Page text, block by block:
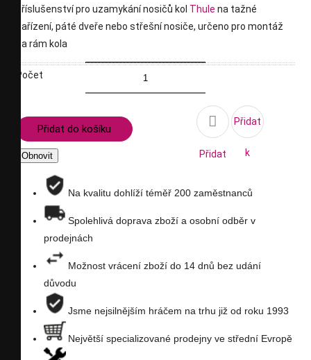
příslušenství pro uzamykání nosičů kol Thule na tažné
zařízení, páté dveře nebo střešní nosiče, určeno pro montáž
za rám kola
Počet
Přidat do košíku 
Přidat
seznam
Přidat
k
Na kvalitu dohlíží téměř 200 zaměstnanců
Spolehlivá doprava zboží a osobní odběr v
prodejnách
Možnost vrácení zboží do 14 dnů bez udání
důvodu
Jsme nejsilnějším hráčem na trhu již od roku 1993
Největší specializované prodejny ve střední Evropě